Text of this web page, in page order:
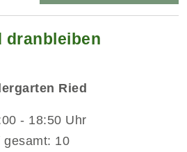
dranbleiben
Ried
- 18:50 Uhr
gesamt: 10